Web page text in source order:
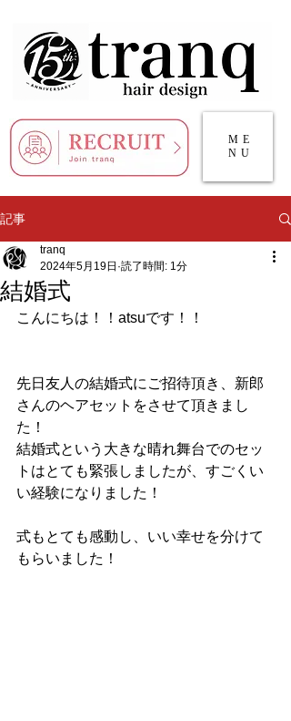
ME
NU
記事
結婚式
tranq
2024年5月19日 読了時間: 1分
こんにちは！！atsuです！！
先日友人の結婚式にご招待頂き、新郎
さんのヘアセットをさせて頂きまし
た！
結婚式という大きな晴れ舞台でのセッ
トはとても緊張しましたが、すごくい
い経験になりました！
式もとても感動し、いい幸せを分けて
もらいました！